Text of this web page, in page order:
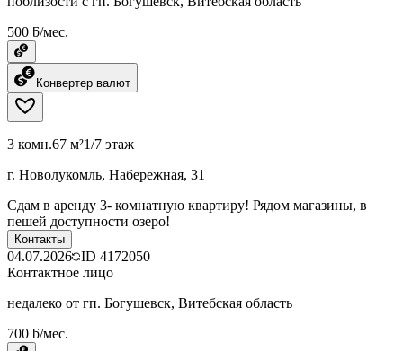
500 ƃ/мес.
Конвертер валют
3 комн.67 м²1/7 этаж
г. Новолукомль, Набережная, 31
Сдам в аренду 3- комнатную квартиру! Рядом магазины, в
пешей доступности озеро!
Контакты
04.07.2026 ID 4172050
Контактное лицо
недалеко от гп. Богушевск, Витебская область
700 ƃ/мес.